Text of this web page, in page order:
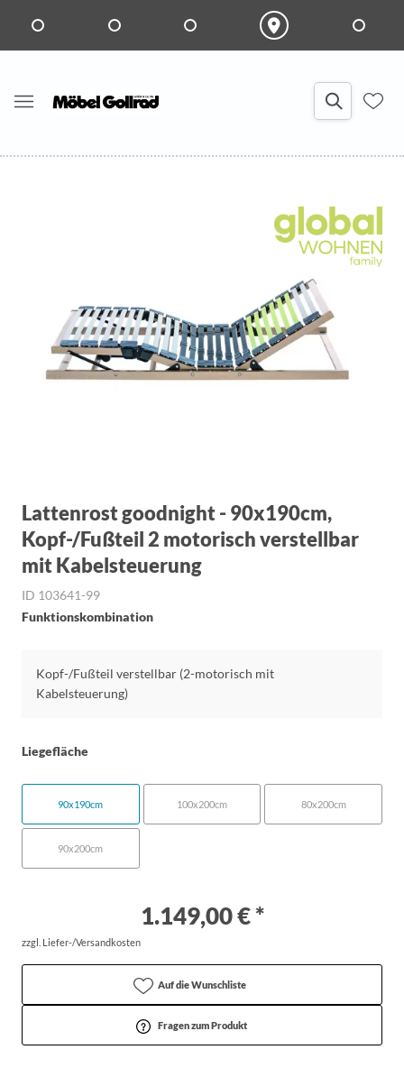
Lattenrost goodnight - 90x190cm,
Kopf-/Fußteil 2 motorisch verstellbar
mit Kabelsteuerung
ID 103641-99
Funktionskombination
Kopf-/Fußteil verstellbar (2-motorisch mit
Kabelsteuerung)
Liegefläche
90x190cm 100x200cm 80x200cm
90x200cm
1.149,00 € *
zzgl. Liefer-/Versandkosten
Auf die Wunschliste
Fragen zum Produkt